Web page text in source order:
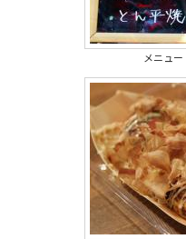
メニュー